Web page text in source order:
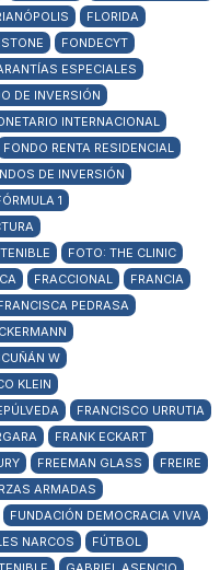
FLORIDA
FONDECYT
ESPECIALES
DE INVERSIÓN
INTERNACIONAL
FONDO RENTA RESIDENCIAL
DE INVERSIÓN
1
FOTO: THE CLINIC
FRACCIONAL
FRANCIA
PEDRASA
W
KLEIN
FRANCISCO URRUTIA
FRANK ECKART
FREEMAN GLASS
FREIRE
ARMADAS
FUNDACIÓN DEMOCRACIA VIVA
NARCOS
FÚTBOL